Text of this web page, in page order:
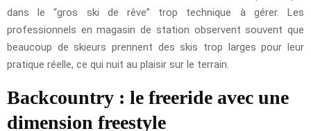
dans le “gros ski de rêve” trop technique à gérer. Les
professionnels en magasin de station observent souvent que
beaucoup de skieurs prennent des skis trop larges pour leur
pratique réelle, ce qui nuit au plaisir sur le terrain.
Backcountry : le freeride avec une
dimension freestyle